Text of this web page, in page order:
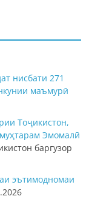
нисбати 271
маъмурӣ
Тоҷикистон,
Эмомалӣ
баргузор
эътимодномаи